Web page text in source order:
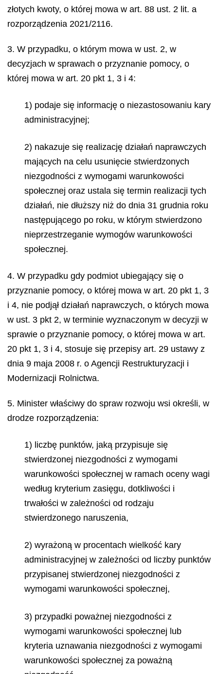
złotych kwoty, o której mowa w art. 88 ust. 2 lit. a
rozporządzenia 2021/2116.
3. W przypadku, o którym mowa w ust. 2, w
decyzjach w sprawach o przyznanie pomocy, o
której mowa w art. 20 pkt 1, 3 i 4:
1) podaje się informację o niezastosowaniu kary
administracyjnej;
2) nakazuje się realizację działań naprawczych
mających na celu usunięcie stwierdzonych
niezgodności z wymogami warunkowości
społecznej oraz ustala się termin realizacji tych
działań, nie dłuższy niż do dnia 31 grudnia roku
następującego po roku, w którym stwierdzono
nieprzestrzeganie wymogów warunkowości
społecznej.
4. W przypadku gdy podmiot ubiegający się o
przyznanie pomocy, o której mowa w art. 20 pkt 1, 3
i 4, nie podjął działań naprawczych, o których mowa
w ust. 3 pkt 2, w terminie wyznaczonym w decyzji w
sprawie o przyznanie pomocy, o której mowa w art.
20 pkt 1, 3 i 4, stosuje się przepisy art. 29 ustawy z
dnia 9 maja 2008 r. o Agencji Restrukturyzacji i
Modernizacji Rolnictwa.
5. Minister właściwy do spraw rozwoju wsi określi, w
drodze rozporządzenia:
1) liczbę punktów, jaką przypisuje się
stwierdzonej niezgodności z wymogami
warunkowości społecznej w ramach oceny wagi
według kryterium zasięgu, dotkliwości i
trwałości w zależności od rodzaju
stwierdzonego naruszenia,
2) wyrażoną w procentach wielkość kary
administracyjnej w zależności od liczby punktów
przypisanej stwierdzonej niezgodności z
wymogami warunkowości społecznej,
3) przypadki poważnej niezgodności z
wymogami warunkowości społecznej lub
kryteria uznawania niezgodności z wymogami
warunkowości społecznej za poważną